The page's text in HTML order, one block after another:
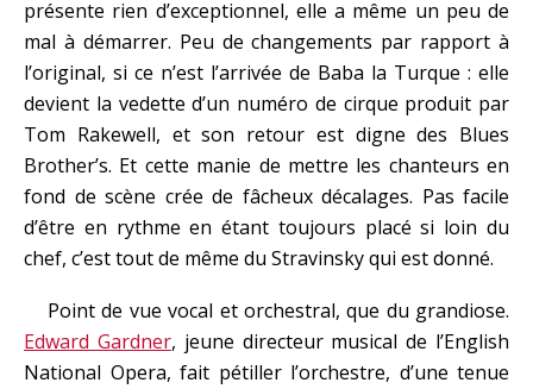
présente rien d’exceptionnel, elle a même un peu de
mal à démarrer. Peu de changements par rapport à
l’original, si ce n’est l’arrivée de Baba la Turque : elle
devient la vedette d’un numéro de cirque produit par
Tom Rakewell, et son retour est digne des Blues
Brother’s. Et cette manie de mettre les chanteurs en
fond de scène crée de fâcheux décalages. Pas facile
d’être en rythme en étant toujours placé si loin du
chef, c’est tout de même du Stravinsky qui est donné.
Point de vue vocal et orchestral, que du grandiose.
Edward Gardner, jeune directeur musical de l’English
National Opera, fait pétiller l’orchestre, d’une tenue